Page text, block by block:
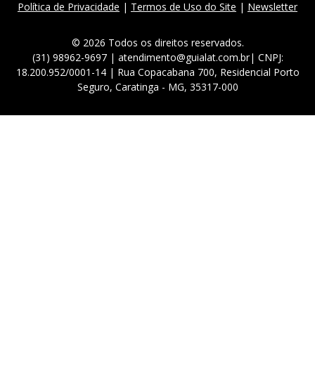
Política de Privacidade | Termos de Uso do Site | Newsletter
© 2026 Todos os direitos reservados.
(31) 98962-9697 | atendimento@guialat.com.br| CNPJ:
18.200.952/0001-14 | Rua Copacabana 700, Residencial Porto
Seguro, Caratinga - MG, 35317-000